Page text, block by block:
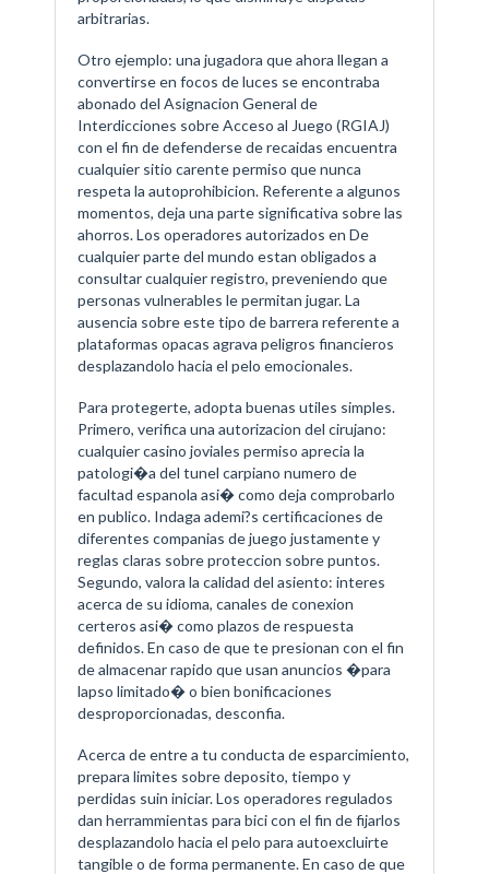
arbitrarias.
Otro ejemplo: una jugadora que ahora llegan a
convertirse en focos de luces se encontraba
abonado del Asignacion General de
Interdicciones sobre Acceso al Juego (RGIAJ)
con el fin de defenderse de recaidas encuentra
cualquier sitio carente permiso que nunca
respeta la autoprohibicion. Referente a algunos
momentos, deja una parte significativa sobre las
ahorros. Los operadores autorizados en De
cualquier parte del mundo estan obligados a
consultar cualquier registro, preveniendo que
personas vulnerables le permitan jugar. La
ausencia sobre este tipo de barrera referente a
plataformas opacas agrava peligros financieros
desplazandolo hacia el pelo emocionales.
Para protegerte, adopta buenas utiles simples.
Primero, verifica una autorizacion del cirujano:
cualquier casino joviales permiso aprecia la
patologi�a del tunel carpiano numero de
facultad espanola asi� como deja comprobarlo
en publico. Indaga ademi?s certificaciones de
diferentes companias de juego justamente y
reglas claras sobre proteccion sobre puntos.
Segundo, valora la calidad del asiento: interes
acerca de su idioma, canales de conexion
certeros asi� como plazos de respuesta
definidos. En caso de que te presionan con el fin
de almacenar rapido que usan anuncios �para
lapso limitado� o bien bonificaciones
desproporcionadas, desconfia.
Acerca de entre a tu conducta de esparcimiento,
prepara limites sobre deposito, tiempo y
perdidas suin iniciar. Los operadores regulados
dan herrammientas para bici con el fin de fijarlos
desplazandolo hacia el pelo para autoexcluirte
tangible o de forma permanente. En caso de que